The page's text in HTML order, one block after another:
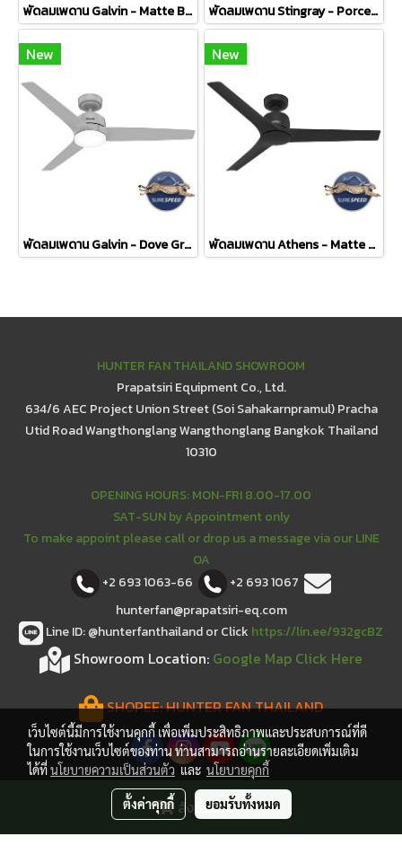
สั่งซื้อสินค้า
พัดลมเพดาน Galvin - Matte Black พัดลมเพดาน Stingray - Porcelain White
New
พัดลมเพดาน Galvin - Dove Grey
New
พัดลมเพดาน Athens - Matte Black
HUNTER FAN THAILAND SHOWROOM
Prapatsiri Equipment Co., Ltd.
634/6 AEC Project Union Street (Soi Sahakarnpramul) Pracha
Utid Road Wangthonglang Wangthonglang Bangkok Thailand
10310
OPENING HOURS: MON-FRI 8.00-17.00
SAT-SUN by Appointment only
To make appoint please call or drop us a message via our LINE
OA
+2 693 1063-66
+2 693 1067
hunterfan@prapatsiri-eq.com
Line ID: @hunterfanthailand or Click https://lin.ee/932gcBZ
Showroom Location: Google Map Click Here
SHOPEE:HUNTER FAN THAILAND
Hunter is a registered trademark of Hunter Fan
เว็บไซต์นี้มีการใช้งานคุกกี้ เพื่อเพิ่มประสิทธิภาพและประสบการณ์ที่ดี
ในการใช้งานเว็บไซต์ของท่าน ท่านสามารถอ่านรายละเอียดเพิ่มเติม
ได้ที่นโยบายความเป็นส่วนตัว และ นโยบายคุกกี้
ตั้งค่าคุกกี้ ยอมรับทั้งหมด